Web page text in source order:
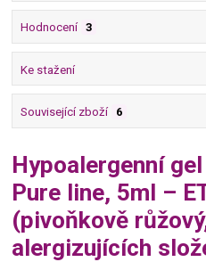
Hodnocení 3
Ke stažení
Související zboží 6
Hypoalergenní
Pure line, 5ml –
(pivoňkově
alergizujících